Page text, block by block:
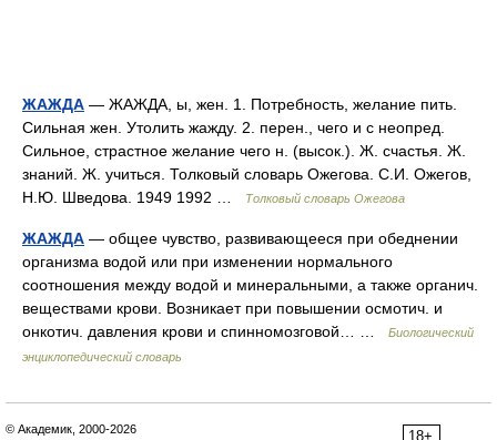
ЖАЖДА — ЖАЖДА, ы, жен. 1. Потребность, желание пить.
Сильная жен. Утолить жажду. 2. перен., чего и с неопред.
Сильное, страстное желание чего н. (высок.). Ж. счастья. Ж.
знаний. Ж. учиться. Толковый словарь Ожегова. С.И. Ожегов,
Н.Ю. Шведова. 1949 1992 …
Толковый словарь Ожегова
ЖАЖДА — общее чувство, развивающееся при обеднении
организма водой или при изменении нормального
соотношения между водой и минеральными, а также органич.
веществами крови. Возникает при повышении осмотич. и
онкотич. давления крови и спинномозговой… …
Биологический
энциклопедический словарь
18+
© Академик, 2000-2026